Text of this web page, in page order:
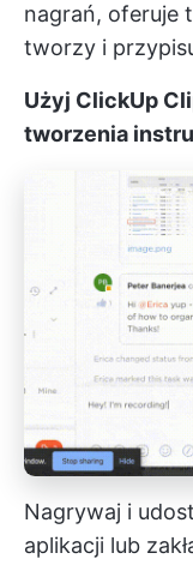
nagrań, oferuje
tworzy i
Użyj ClickUp
tworzenia
Nagrywaj i
aplikacji lub